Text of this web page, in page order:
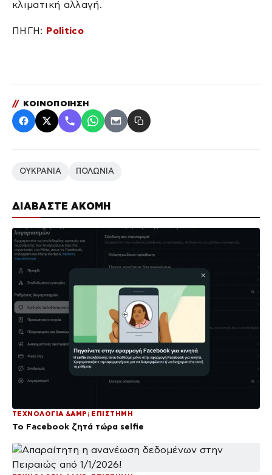
ΔΙΑΒΑΣΤΕ ΑΚΟΜΗ
ΤΕΧΝΟΛΟΓΙΑ &AMP; ΕΠΙΣΤΗΜΗ
Το Facebook ζητά τώρα selfie
κλιματική αλλαγή.
ΠΗΓΗ: Politico
// ΚΟΙΝΟΠΟΙΗΣΗ
ΟΥΚΡΑΝΙΑ ΠΟΛΩΝΙΑ